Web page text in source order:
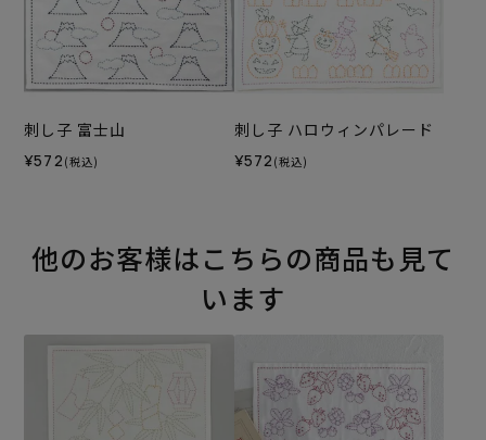
刺し子 富士山
¥572 (税込)
刺し子 ハロウィンパレード
¥572 (税込)
他のお客様はこちらの商品も見て
います